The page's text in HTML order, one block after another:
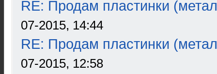
RE: Продам пластинки
07-2015, 14:44
RE: Продам пластинки
07-2015, 12:58